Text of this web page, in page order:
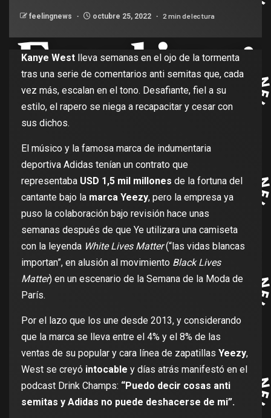
feelingnews octubre 25, 2022 2 min de lectura
Kanye West lleva semanas en el ojo de la tormenta
tras una serie de comentarios anti semitas que, cada
vez más, escalan en el tono. Desafiante, fiel a su
estilo, el rapero se niega a recapacitar y cesar con
sus dichos.
El músico y la famosa marca de indumentaria
deportiva Adidas tenían un contrato que
representaba USD 1,5 mil millones de la fortuna del
cantante bajo la marca Yeezy, pero la empresa ya
puso la colaboración bajo revisión hace unas
semanas después de que Ye utilizara una camiseta
con la leyenda White Lives Matter(“las vidas blancas
importan”, en alusión al movimiento Black Lives
Matter) en un escenario de la Semana de la Moda de
París.
Por el lazo que los une desde 2013, y considerando
que la marca se lleva entre el 4% y el 8% de las
ventas de su popular y cara línea de zapatillas Yeezy,
West se creyó intocable y días atrás manifestó en el
podcast Drink Champs: “Puedo decir cosas anti
semitas y Adidas no puede deshacerse de mi”.